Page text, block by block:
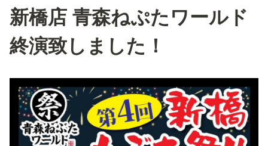
新橋店 青森ねぷたワールド
終演致しました！